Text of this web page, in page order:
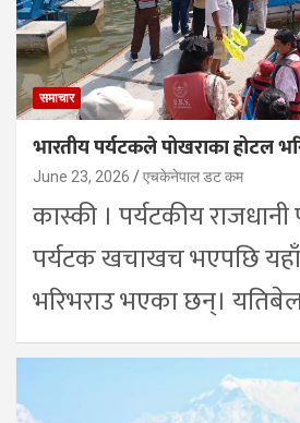
समाचार
भारतीय पर्यटकले पोखराका होटल
June 23, 2026 एचकेनेपाल डट कम
कास्की । पर्यटकीय राजधानी
पर्यटक खचाखच भएपछि
भरिभराउ भएका छन्।